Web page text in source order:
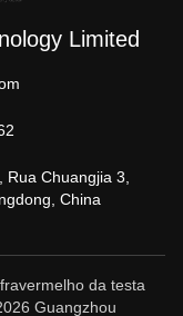
Limited
Rua Chuangjia 3,
China
da testa
Guangzhou